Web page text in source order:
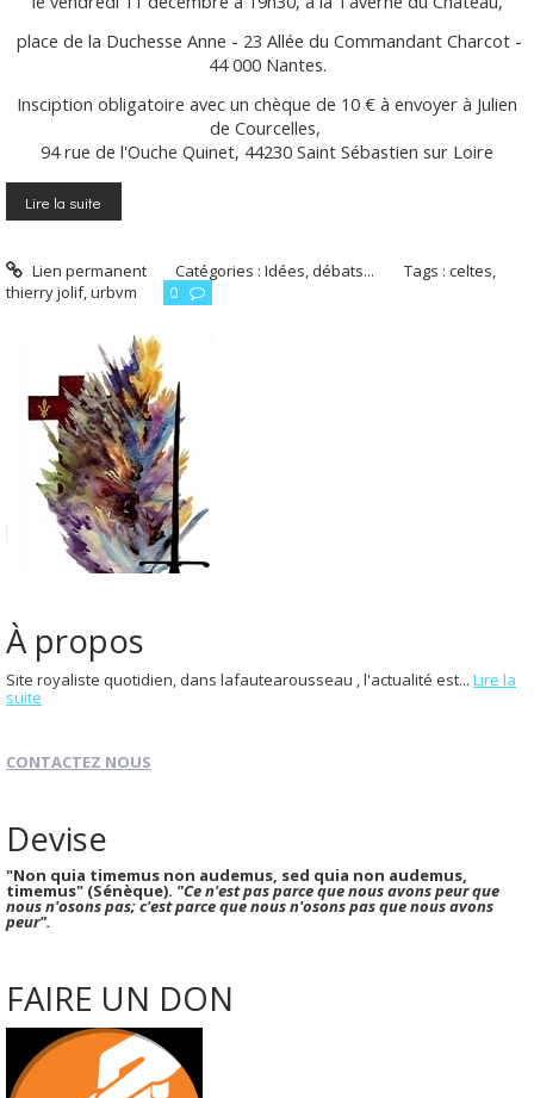
place de la Duchesse Anne - 23 Allée du Commandant Charcot -
44 000 Nantes.
Insciption obligatoire avec un chèque de 10 € à envoyer à Julien
de Courcelles,
94 rue de l'Ouche Quinet, 44230 Saint Sébastien sur Loire
Lire la suite
Lien permanent Catégories :Idées, débats... Tags :celtes,
thierry jolif,urbvm 0
À propos
Site royaliste quotidien, dans lafautearousseau , l'actualité est... Lire la
suite
CONTACTEZ NOUS
Devise
"Non quia timemus non audemus, sed quia non audemus,
timemus" (Sénèque). "Ce n'est pas parce que nous avons peur que
nous n'osons pas; c'est parce que nous n'osons pas que nous avons
peur".
FAIRE UN DON